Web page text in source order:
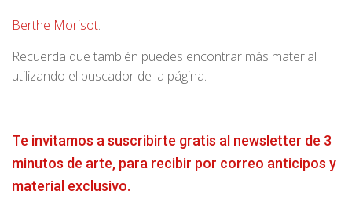
Berthe Morisot.
Recuerda que también puedes encontrar más material
utilizando el buscador de la página.
Te invitamos a suscribirte gratis al newsletter de 3
minutos de arte, para recibir por correo anticipos y
material exclusivo.